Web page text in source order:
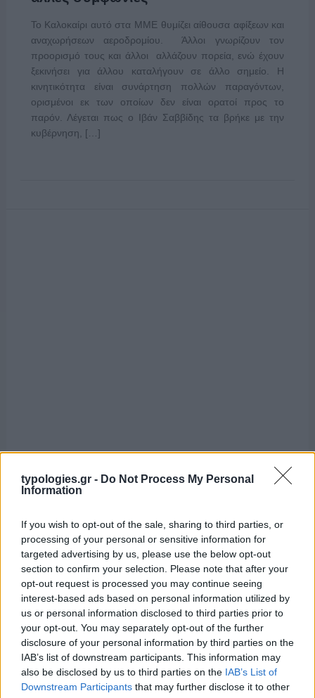
typologies.gr - Do Not Process My Personal
Information
If you wish to opt-out of the sale, sharing to third parties, or
processing of your personal or sensitive information for
targeted advertising by us, please use the below opt-out
section to confirm your selection. Please note that after your
opt-out request is processed you may continue seeing
interest-based ads based on personal information utilized by
us or personal information disclosed to third parties prior to
your opt-out. You may separately opt-out of the further
disclosure of your personal information by third parties on the
IAB’s list of downstream participants. This information may
also be disclosed by us to third parties on the IAB’s List of
Downstream Participants that may further disclose it to other
Το Καλοκαίρι αυτό στα ΜΜΕ θυμίζει αίθουσα αφίξεων και
αναχωρήσεων αεροδρομίου. Άλλοι γνωρίζουν τον
προορισμό τους και άλλοι αλλάζουν πορεία, ενώ έχουν
ξεκινήσει για άλλου καταλήγουν σε άλλο σημείο. Η
κινητικότητα είναι συνάρτηση πολλών παραγόντων,
ορισμένοι εκ των οποίων δεν είναι ορατοί προς το
παρόν. Λέγεται πως ο Ιβάν Σαββίδης τα βρήκε με την
κυβέρνηση, […]